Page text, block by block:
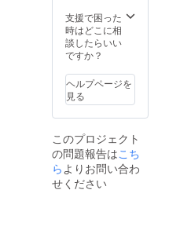
支援で困った
時はどこに相
談したらいい
ですか？
ヘルプページを
見る
このプロジェクト
の問題報告はこち
らよりお問い合わ
せください